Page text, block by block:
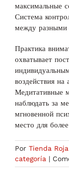
максимальные
Система
между разными
Практика
охватывает
воздействия на
Медитативные
наблюдать за
мгновенной
место для
Por Tienda
categoría |